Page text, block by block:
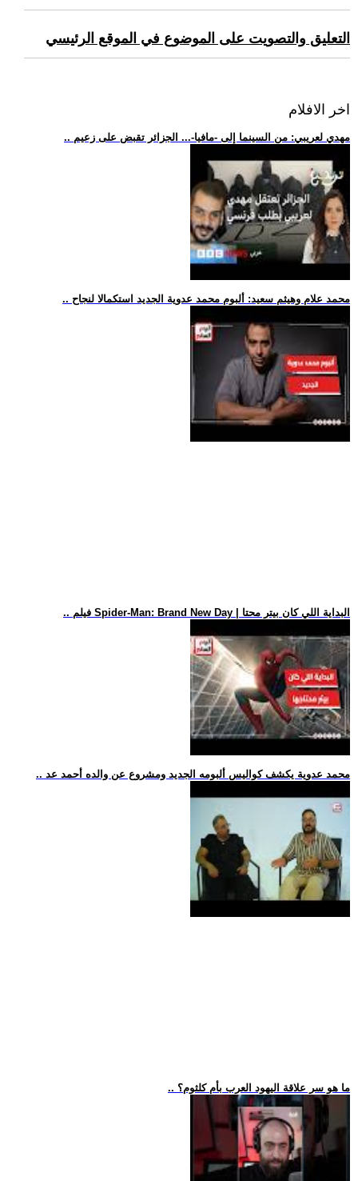
التعليق والتصويت على الموضوع في الموقع الرئيسي
اخر الافلام
.. مهدي لعريبي: من السينما إلى -مافيا-... الجزائر تقبض على زعيم
.. محمد علام وهيثم سعيد: ألبوم محمد عدوية الجديد استكمالا لنجاح
.. فيلم Spider-Man: Brand New Day | البداية اللي كان بيتر محتا
.. محمد عدوية يكشف كواليس ألبومه الجديد ومشروع عن والده أحمد عد
.. ما هو سر علاقة اليهود العرب بأم كلثوم؟